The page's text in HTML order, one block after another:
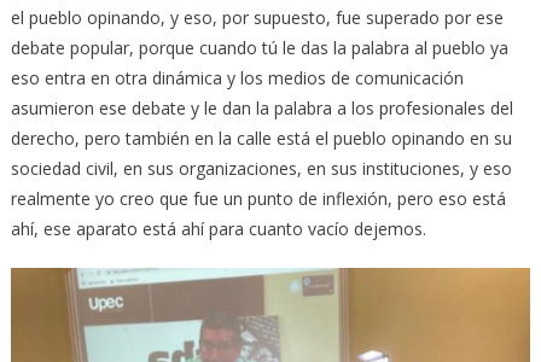
el pueblo opinando, y eso, por supuesto, fue superado por ese
debate popular, porque cuando tú le das la palabra al pueblo ya
eso entra en otra dinámica y los medios de comunicación
asumieron ese debate y le dan la palabra a los profesionales del
derecho, pero también en la calle está el pueblo opinando en su
sociedad civil, en sus organizaciones, en sus instituciones, y eso
realmente yo creo que fue un punto de inflexión, pero eso está
ahí, ese aparato está ahí para cuanto vacío dejemos.